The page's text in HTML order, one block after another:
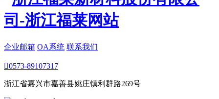
企业邮箱 OA系统 联系我们
0573-89107317
浙江省嘉兴市嘉善县姚庄镇利群路269号